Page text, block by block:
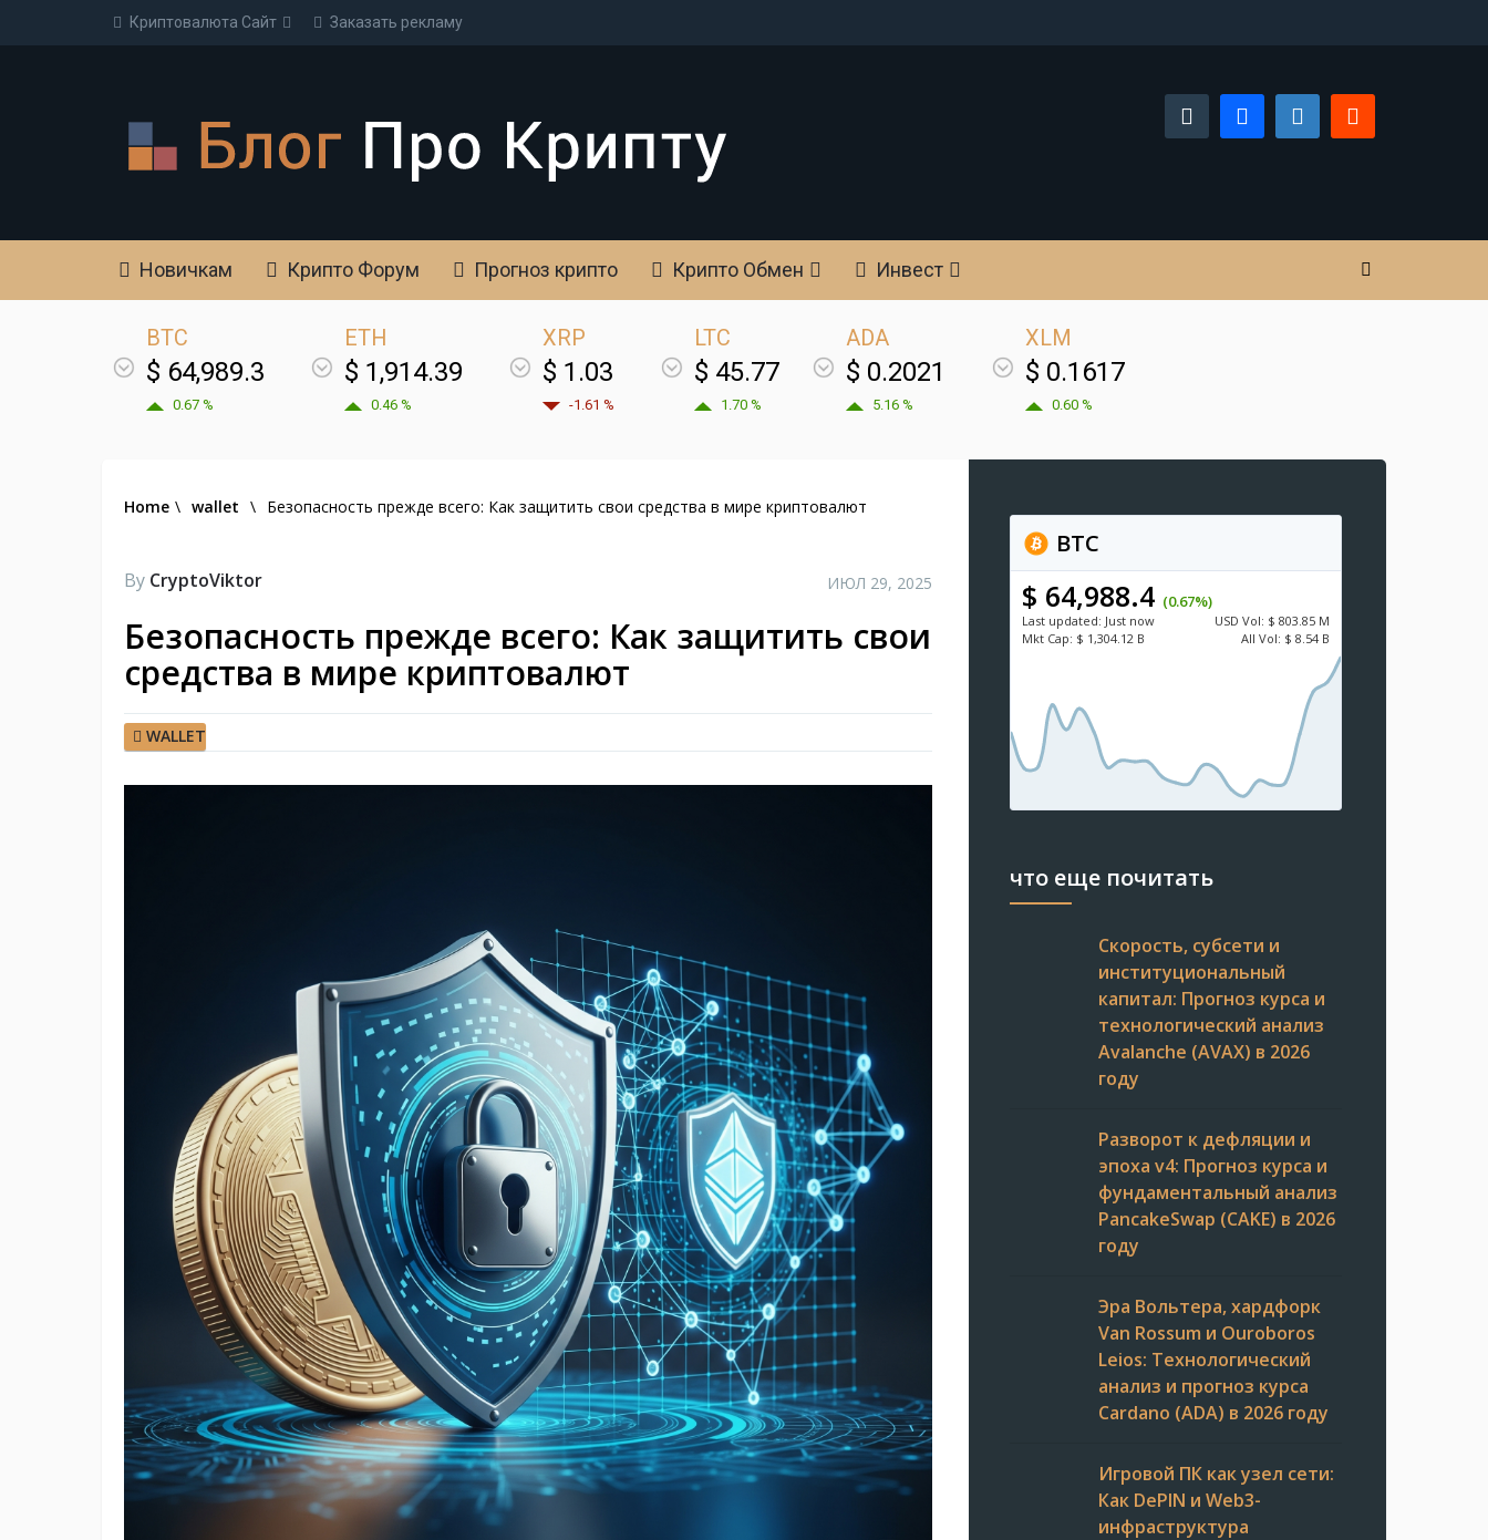
Криптовалюта Cайт Заказать рекламу
Новичкам Крипто Форум Прогноз крипто Крипто Обмен Инвест
BTC
$ 64,989.3
0.67 %
ETH
$ 1,914.39
0.46 %
XRP
$ 1.03
-1.61 %
LTC
$ 45.77
1.70 %
ADA
$ 0.2021
5.16 %
XLM
$ 0.1617
0.60 %
Home \ wallet \ Безопасность прежде всего: Как защитить свои средства в мире криптовалют
By CryptoViktor ИЮЛ 29, 2025
Безопасность прежде всего: Как защитить свои
средства в мире криптовалют
WALLET
BTC
$ 64,988.4 (0.67%)
Last updated: Just now USD Vol: $ 803.85 M
Mkt Cap: $ 1,304.12 B All Vol: $ 8.54 B
что еще почитать
Скорость, субсети и
институциональный
капитал: Прогноз курса и
технологический анализ
Avalanche (AVAX) в 2026
году
Разворот к дефляции и
эпоха v4: Прогноз курса и
фундаментальный анализ
PancakeSwap (CAKE) в 2026
году
Эра Вольтера, хардфорк
Van Rossum и Ouroboros
Leios: Технологический
анализ и прогноз курса
Cardano (ADA) в 2026 году
Игровой ПК как узел сети:
Как DePIN и Web3-
инфраструктура